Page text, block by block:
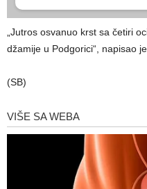
„Jutros osvanuo krst sa četiri
džamije u Podgorici“, napisao
(SB)